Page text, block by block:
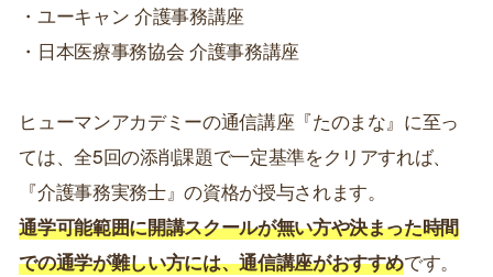
・ユーキャン 介護事務講座
・日本医療事務協会 介護事務講座
ヒューマンアカデミーの通信講座『たのまな』に至っ
ては、全5回の添削課題で一定基準をクリアすれば、
『介護事務実務士』の資格が授与されます。
通学可能範囲に開講スクールが無い方や決まった時間
での通学が難しい方には、通信講座がおすすめです。